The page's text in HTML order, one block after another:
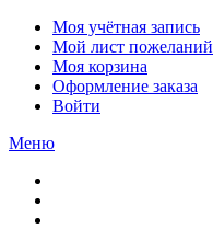
Моя учётная запись
Мой лист пожеланий
Моя корзина
Оформление заказа
Войти
Меню